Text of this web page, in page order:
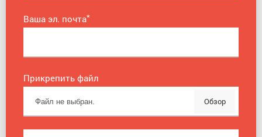
Ваша эл. почта*
Прикрепить файл
Обзор